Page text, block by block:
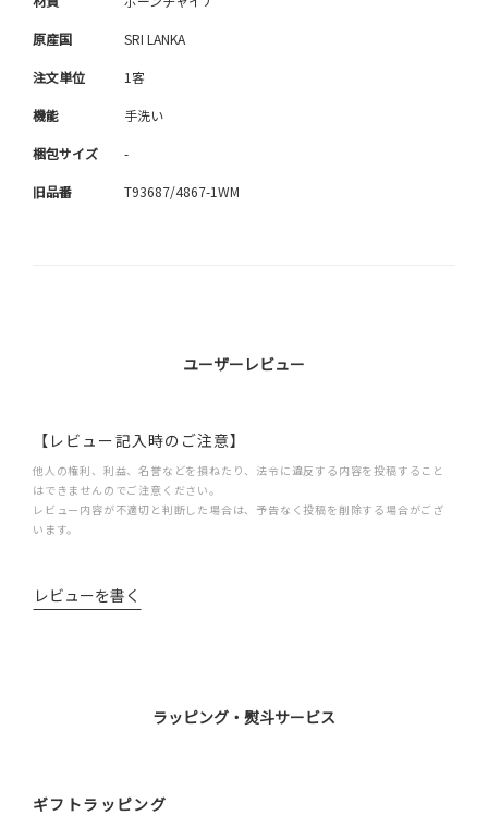
原産国 SRI LANKA
注文単位 1客
機能 手洗い
梱包サイズ -
旧品番 T93687/4867-1WM
ユーザーレビュー
【レビュー記入時のご注意】
他人の権利、利益、名誉などを損ねたり、法令に違反する内容を投稿すること
はできませんのでご注意ください。
レビュー内容が不適切と判断した場合は、予告なく投稿を削除する場合がござ
います。
レビューを書く
ラッピング・熨斗サービス
ギフトラッピング